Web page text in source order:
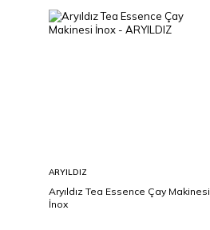
ARYILDIZ
Aryıldız Tea Essence Çay Makinesi
İnox